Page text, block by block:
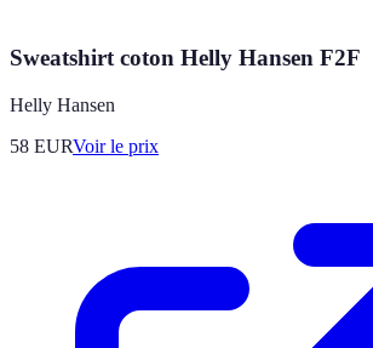
Sweatshirt coton Helly Hansen F2F
Helly Hansen
58 EURVoir le prix